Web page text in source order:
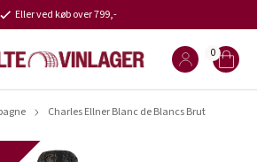
Eller ved køb over 799,-
0
Charles Ellner Blanc de Blancs Brut